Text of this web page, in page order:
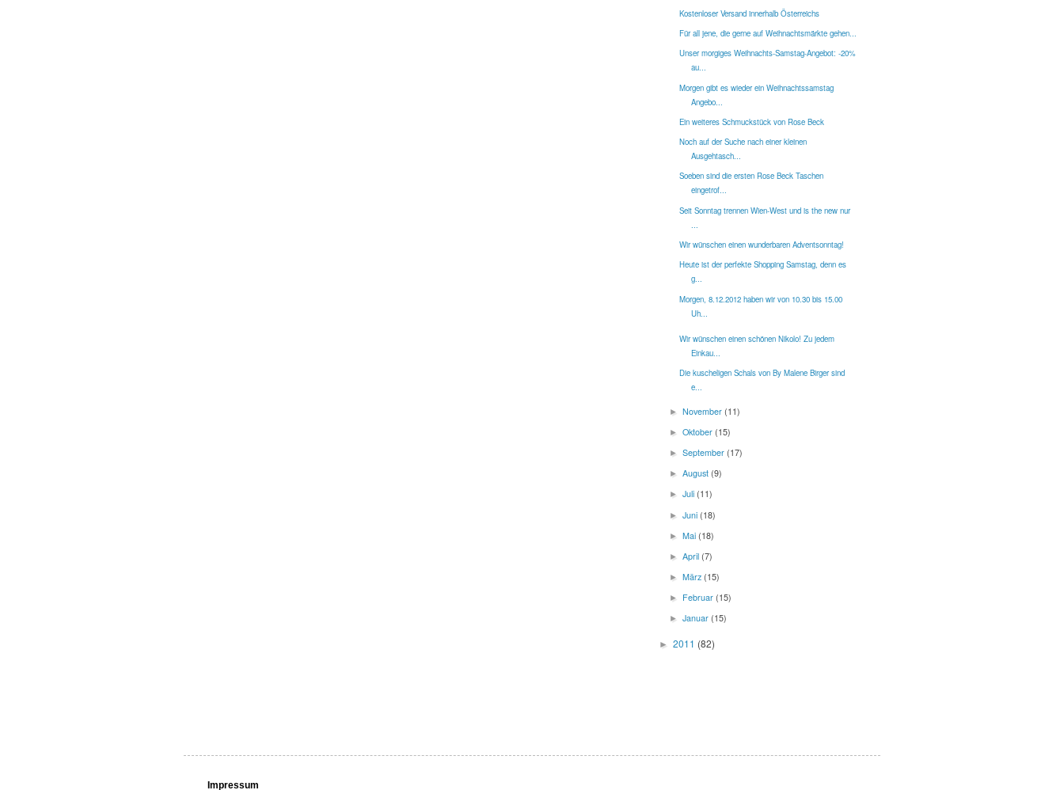
Kostenloser Versand innerhalb Österreichs
Für all jene, die gerne auf Weihnachtsmärkte gehen...
Unser morgiges Weihnachts-Samstag-Angebot: -20%
au...
Morgen gibt es wieder ein Weihnachtssamstag
Angebo...
Ein weiteres Schmuckstück von Rose Beck
Noch auf der Suche nach einer kleinen
Ausgehtasch...
Soeben sind die ersten Rose Beck Taschen
eingetrof...
Seit Sonntag trennen Wien-West und is the new nur
Wir wünschen einen wunderbaren Adventsonntag!
Heute ist der perfekte Shopping Samstag, denn es
g...
Morgen, 8.12.2012 haben wir von 10.30 bis 15.00
Uh...
Wir wünschen einen schönen Nikolo! Zu jedem
Einkau...
Die kuscheligen Schals von By Malene Birger sind
e...
► November (11)
► Oktober (15)
► September (17)
► August (9)
► Juli (11)
► Juni (18)
► Mai (18)
► April (7)
► März (15)
► Februar (15)
► Januar (15)
► 2011 (82)
Impressum